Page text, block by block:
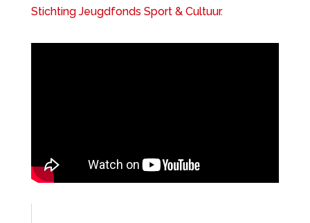
Stichting Jeugdfonds Sport & Cultuur.